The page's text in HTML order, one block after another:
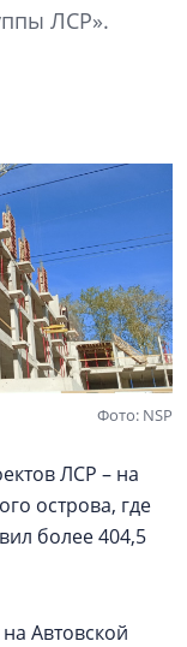
ЛСР».
Фото: NSP
ЛСР – на
острова, где
более 404,5
Автовской